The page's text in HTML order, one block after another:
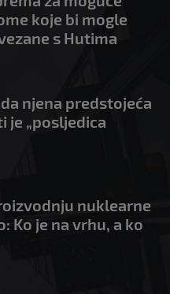
koje bi mogle
s Hutima
njena predstojeća
je „posljedica
nuklearne
Ko je na vrhu, a ko